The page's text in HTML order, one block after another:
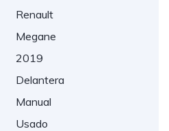
Renault
Megane
2019
Delantera
Manual
Usado